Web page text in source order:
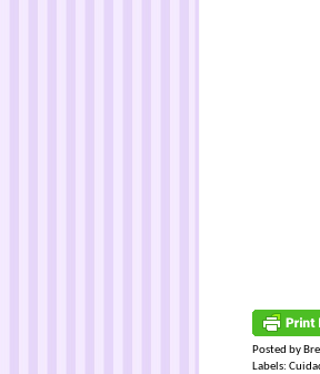
Posted by
Labels: